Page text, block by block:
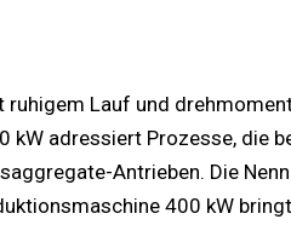
Lauf und
adressiert Prozesse,
Antrieben. Die
400 kW